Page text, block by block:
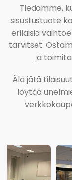
Tiedämme,
sisustustuote
erilaisia
tarvitset.
ja
Älä jätä
löytää